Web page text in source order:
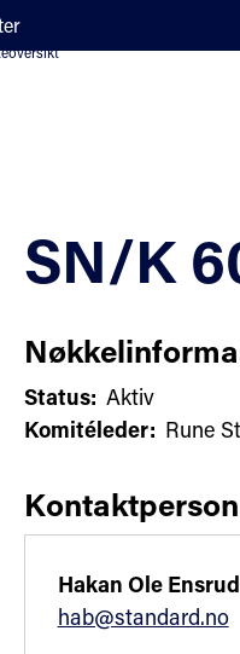
SN/K
Status: Aktiv
Komitéleder: Rune
Kontaktperson
Hakan Ole
hab@standard.no